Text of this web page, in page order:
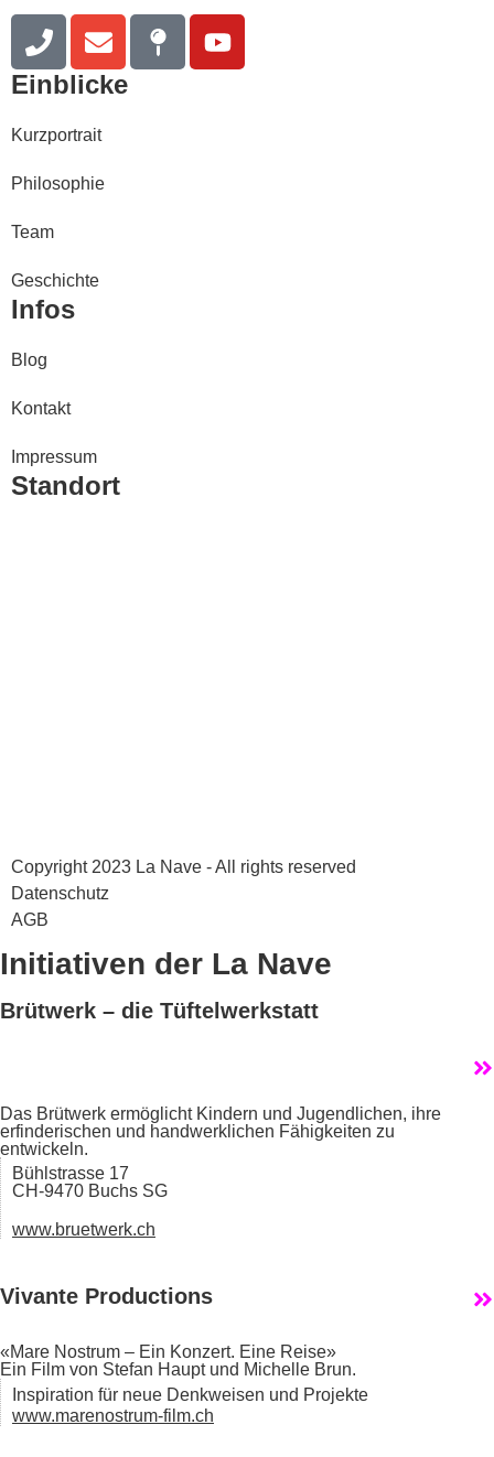
Einblicke
Kurzportrait
Philosophie
Team
Geschichte
Infos
Blog
Kontakt
Impressum
Standort
Copyright 2023 La Nave - All rights reserved
Datenschutz
AGB
Initiativen der La Nave
Brütwerk – die Tüftelwerkstatt
Das Brütwerk ermöglicht Kindern und Jugendlichen, ihre
erfinderischen und handwerklichen Fähigkeiten zu
entwickeln.
Bühlstrasse 17
CH-9470 Buchs SG
www.bruetwerk.ch
Vivante Productions
«Mare Nostrum – Ein Konzert. Eine Reise»
Ein Film von Stefan Haupt und Michelle Brun.
Inspiration für neue Denkweisen und Projekte
www.marenostrum-film.ch